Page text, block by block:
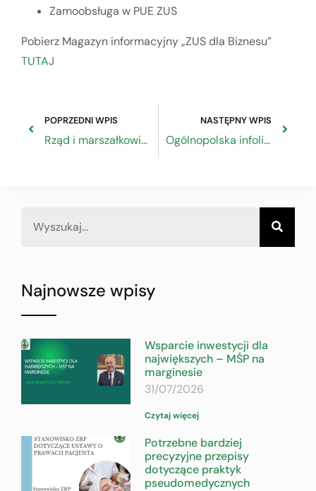
Zamoobsługa w PUE ZUS
Pobierz Magazyn informacyjny „ZUS dla Biznesu”
TUTAJ
POPRZEDNI WPIS
Rząd i marszałkowie razem ratują pół miliona miejsc pracy
NASTĘPNY WPIS
Ogólnopolska infolinia o Tarczy Antykryzysowej
Najnowsze wpisy
Wsparcie inwestycji dla
największych – MŚP na
marginesie
31/07/2026
Czytaj więcej
Potrzebne bardziej
precyzyjne przepisy
dotyczące praktyk
pseudomedycznych